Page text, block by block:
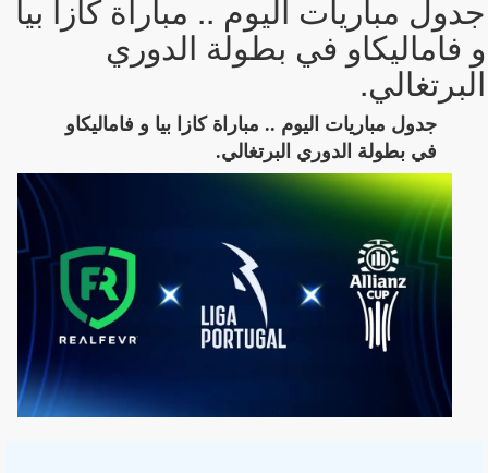
جدول مباريات اليوم .. مباراة كازا بيا
و فاماليكاو في بطولة الدوري
البرتغالي.
جدول مباريات اليوم .. مباراة كازا بيا و فاماليكاو
في بطولة الدوري البرتغالي.